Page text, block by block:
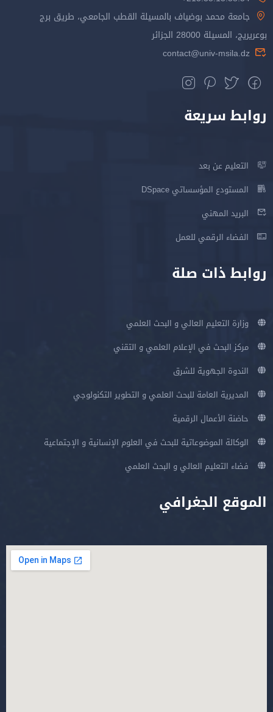
جامعة محمد بوضياف بالمسيلة القطب الجامعي، طريق برج
بوعريريج، المسيلة 28000 الجزائر
contact@univ-msila.dz
روابط سريعة
التعليم عن بعد
المستودع المؤسساتي DSpace
البريد المهني
الفضاء الرقمي للعمل
روابط ذات صلة
وزارة التعليم العالي و البحث العلمي
مركز البحث في الإعلام العلمي و التقني
الندوة الجهوية للشرق
المديرية العامة للبحث العلمي و التطوير التكنولوجي
حاضنة الأعمال الرقمية
الوكالة الموضوعاتية للبحث في العلوم الإنسانية و الإجتماعية
فضاء التعليم العالي و البحث العلمي
الموقع الجغرافي